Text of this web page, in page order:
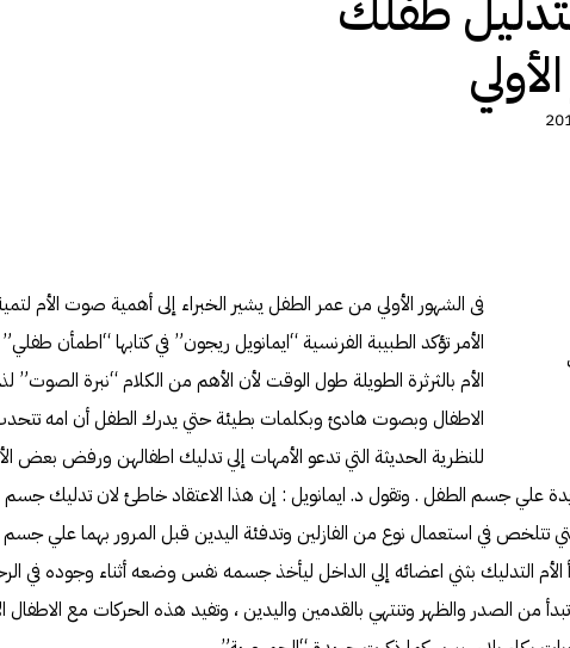
طفلك
فى الشهور الأولي من عمر الطفل يشير الخبراء إلى أهمية صوت الأم
الأمر تؤكد الطبيبة الفرنسية “ايمانويل ريجون” في كتابها “اطمأن
الأم بالثرثرة الطويلة طول الوقت لأن الأهم من الكلام “نبرة
الاطفال وبصوت هادئ وبكلمات بطيئة حتي يدرك الطفل أن امه
للنظرية الحديثة التي تدعو الأمهات إلي تدليك اطفالهن ورفض بعض
علي جسم الطفل . وتقول د. ايمانويل : إن هذا الاعتقاد خاطئ لان تدليك
تتلخص في استعمال نوع من الفازلين وتدفئة اليدين قبل المرور بهما علي
الأم التدليك بثني اعضائه إلي الداخل ليأخذ جسمه نفس وضعه أثناء وجوده في
من الصدر والظهر وتنتهي بالقدمين واليدين ، وتفيد هذه الحركات مع الاطفال